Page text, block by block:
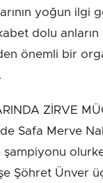
yoğun ilgi
dolu anların
önemli bir
ZİRVE
Safa Merve
Şöhret Ünver